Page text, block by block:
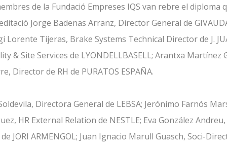
de la Fundació Empreses IQS van rebre el diploma
Jorge Badenas Arranz, Director General de
Lorente Tijeras, Brake Systems Technical Director de J.
& Site Services de LYONDELLBASELL; Arantxa Martínez
Director de RH de PURATOS ESPAÑA.
Directora General de LEBSA; Jerónimo Farnós
HR External Relation de NESTLE; Eva González
JORI ARMENGOL; Juan Ignacio Marull Guasch, Soci-